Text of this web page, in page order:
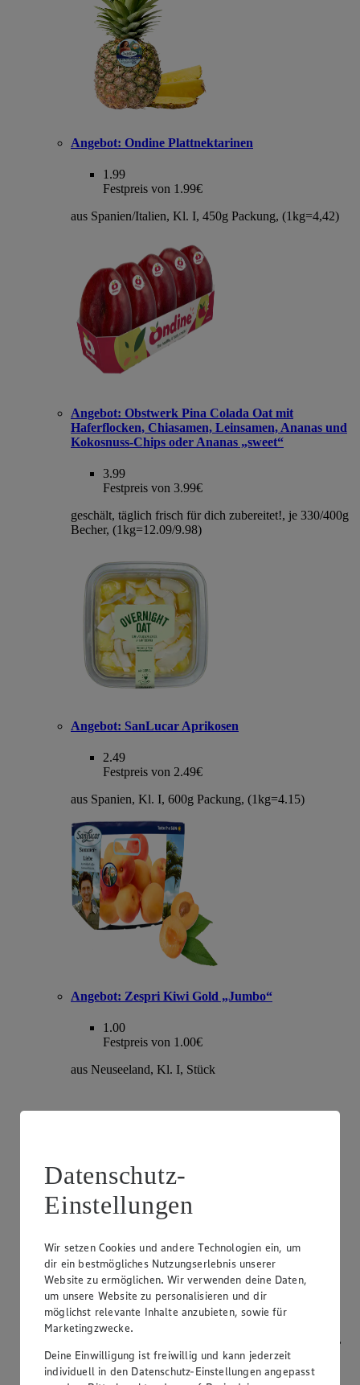
Angebot: Ondine Plattnektarinen
1.99
Festpreis von 1.99€
aus Spanien/Italien, Kl. I, 450g Packung, (1kg=4,42)
Angebot: Obstwerk Pina Colada Oat mit
Haferflocken, Chiasamen, Leinsamen, Ananas und
Kokosnuss-Chips oder Ananas „sweet“
3.99
Festpreis von 3.99€
geschält, täglich frisch für dich zubereitet!, je 330/400g
Becher, (1kg=12.09/9.98)
Angebot: SanLucar Aprikosen
2.49
Festpreis von 2.49€
aus Spanien, Kl. I, 600g Packung, (1kg=4.15)
Angebot: Zespri Kiwi Gold „Jumbo“
1.00
Festpreis von 1.00€
aus Neuseeland, Kl. I, Stück
Angebot:Champignons
1.79
Festpreis von 1.79€
weiß oder braun, aus Bayern, Kl. I, je 250g Packung,
(1kg=7.16)
Datenschutz-
Einstellungen
Wir setzen Cookies und andere Technologien ein, um
dir ein bestmögliches Nutzungserlebnis unserer
Website zu ermöglichen. Wir verwenden deine Daten,
um unsere Website zu personalisieren und dir
möglichst relevante Inhalte anzubieten, sowie für
Marketingzwecke.
Deine Einwilligung ist freiwillig und kann jederzeit
individuell in den Datenschutz-Einstellungen angepasst